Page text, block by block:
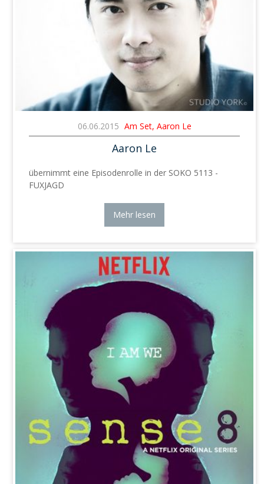
06.06.2015 Am Set, Aaron Le
Aaron Le
übernimmt eine Episodenrolle in der SOKO 5113 -
FUXJAGD
Mehr lesen